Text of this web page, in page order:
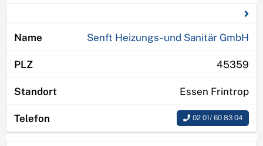
Senft Heizungs- und Sanitär GmbH
45359
Essen Frintrop
02 01/ 60 83 04